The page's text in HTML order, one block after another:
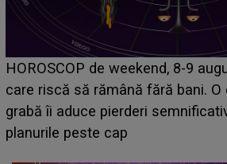
Emanuel a ținut ACEST DETALIU
acum! În fața Alexandrei,
face o MĂRTURISIRE
sa: "I-am spus și ei în față, eu nu